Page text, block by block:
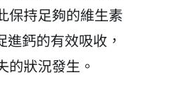
保持足夠的維生素
進鈣的有效吸收，
的狀況發生。